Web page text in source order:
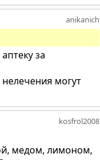
anikanich
за
могут
kosfrol2008
медом, лимоном,